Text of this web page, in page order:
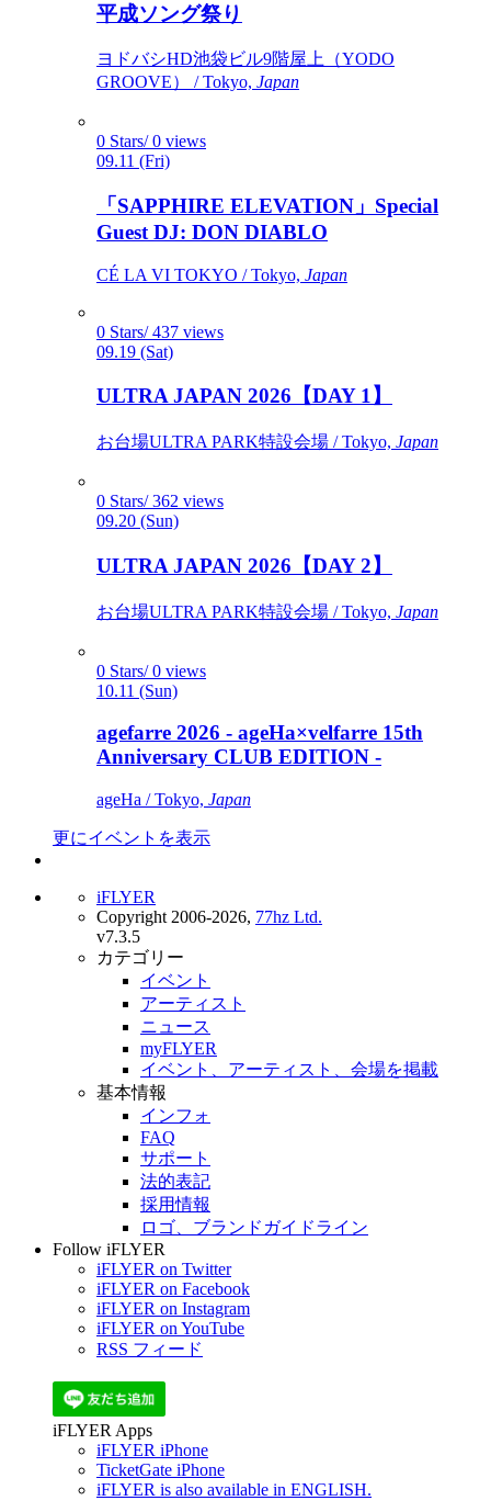
平成ソング祭り
ヨドバシHD池袋ビル9階屋上（YODO
GROOVE） / Tokyo, Japan
0 Stars/ 0 views
09.11 (Fri)
「SAPPHIRE ELEVATION」Special
Guest DJ: DON DIABLO
CÉ LA VI TOKYO / Tokyo, Japan
0 Stars/ 437 views
09.19 (Sat)
ULTRA JAPAN 2026【DAY 1】
お台場ULTRA PARK特設会場 / Tokyo, Japan
0 Stars/ 362 views
09.20 (Sun)
ULTRA JAPAN 2026【DAY 2】
お台場ULTRA PARK特設会場 / Tokyo, Japan
0 Stars/ 0 views
10.11 (Sun)
agefarre 2026 - ageHa×velfarre 15th
Anniversary CLUB EDITION -
ageHa / Tokyo, Japan
更にイベントを表示
iFLYER
Copyright 2006-2026, 77hz Ltd.
v7.3.5
カテゴリー
イベント
アーティスト
ニュース
myFLYER
イベント、アーティスト、会場を掲載
基本情報
インフォ
FAQ
サポート
法的表記
採用情報
ロゴ、ブランドガイドライン
Follow iFLYER
iFLYER on Twitter
iFLYER on Facebook
iFLYER on Instagram
iFLYER on YouTube
RSS フィード
iFLYER Apps
iFLYER iPhone
TicketGate iPhone
iFLYER is also available in ENGLISH.